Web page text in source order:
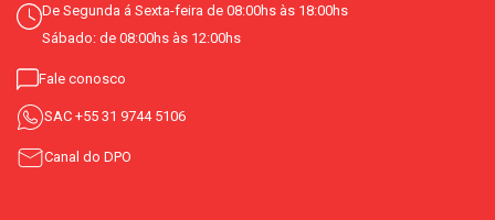
De Segunda á Sexta-feira de 08:00hs às 18:00hs
Sábado: de 08:00hs às 12:00hs
Fale conosco
SAC +55 31 9744 5106
Canal do DPO